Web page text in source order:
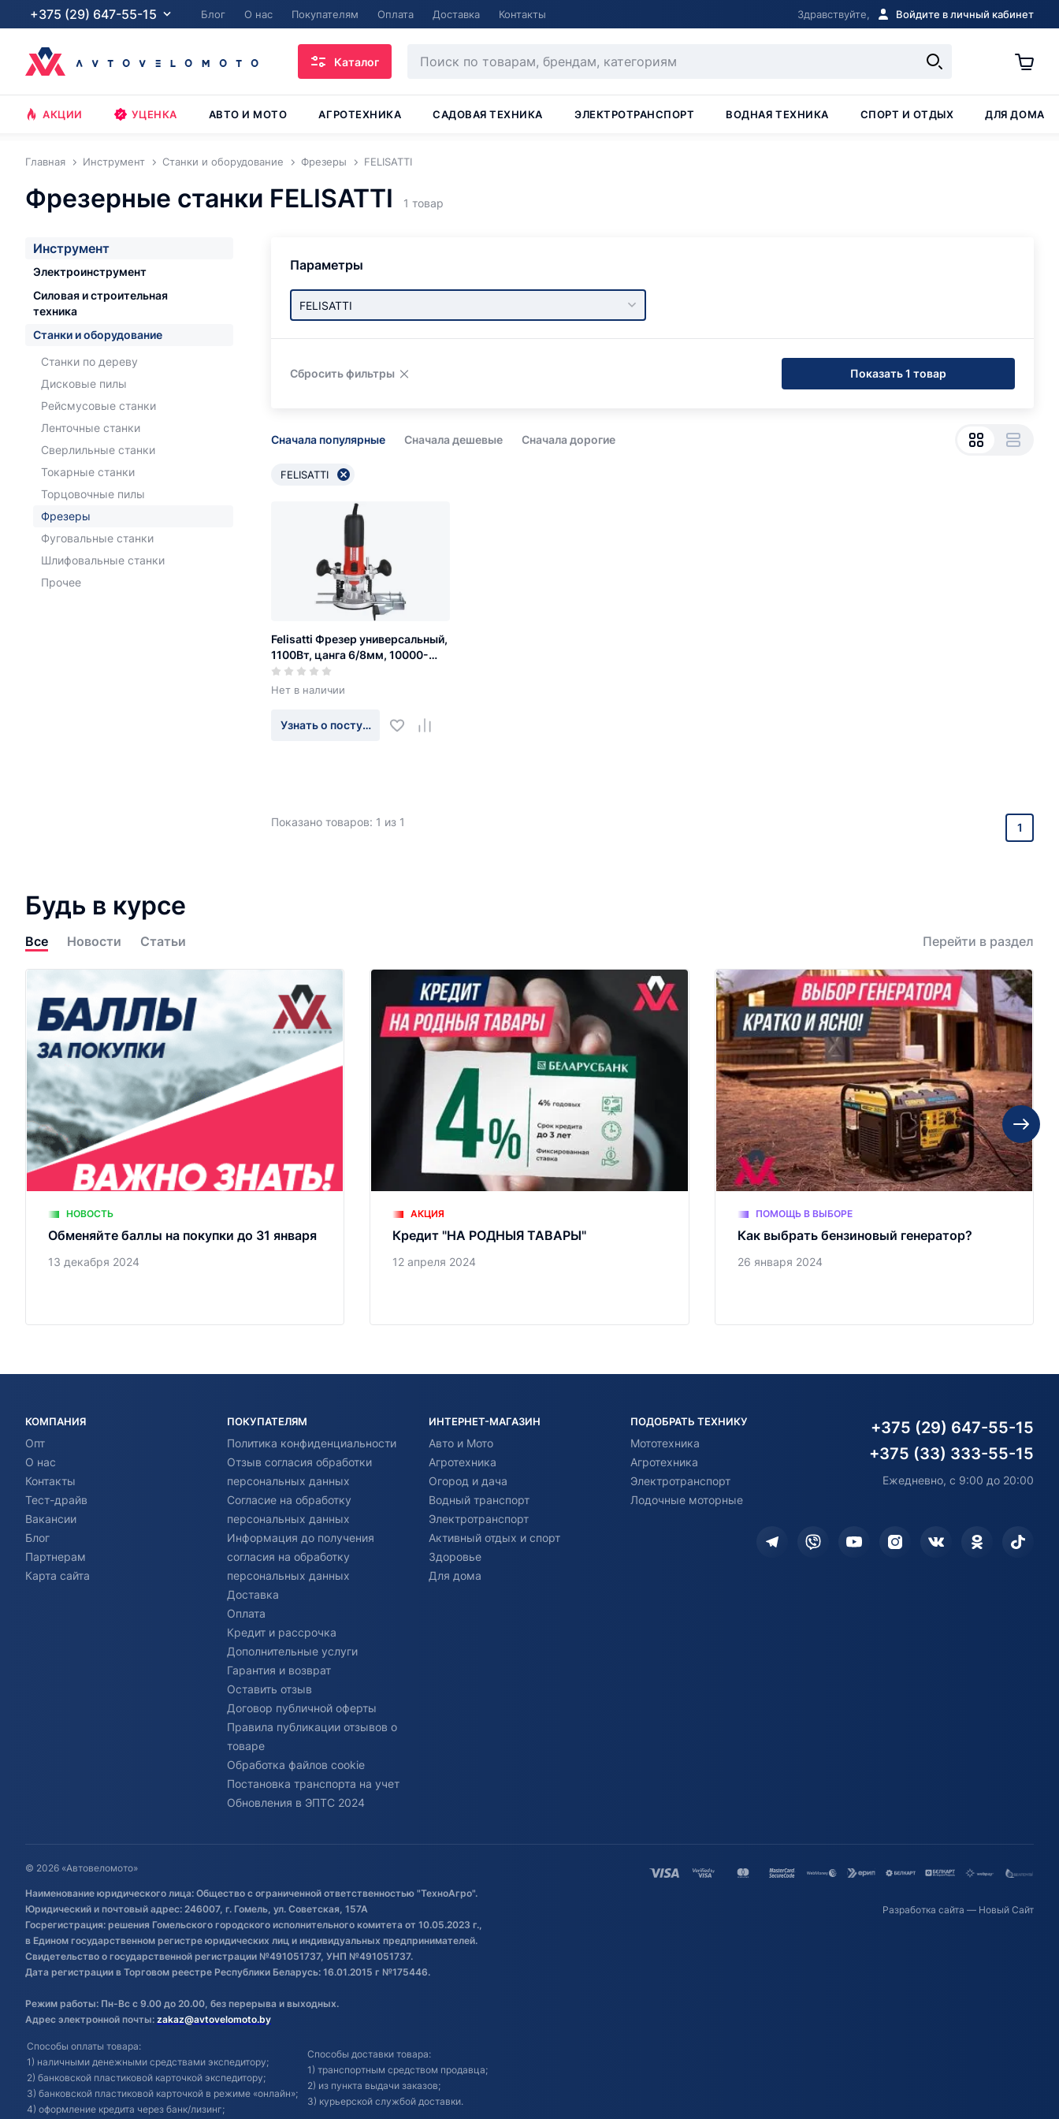
+375 (29) 647-55-15 Блог О нас Покупателям Оплата Доставка Контакты Здравствуйте, Войдите в личный кабинет
Каталог
АКЦИИ УЦЕНКА АВТО И МОТО АГРОТЕХНИКА САДОВАЯ ТЕХНИКА ЭЛЕКТРОТРАНСПОРТ ВОДНАЯ ТЕХНИКА СПОРТ И ОТДЫХ ДЛЯ ДОМА
Главная Инструмент Станки и оборудование Фрезеры FELISATTI
Фрезерные станки FELISATTI 1 товар
Инструмент
Электроинструмент
Силовая и строительная
техника
Станки и оборудование
Станки по дереву
Дисковые пилы
Рейсмусовые станки
Ленточные станки
Сверлильные станки
Токарные станки
Торцовочные пилы
Фрезеры
Фуговальные станки
Шлифовальные станки
Прочее
Параметры
FELISATTI
Сбросить фильтры Показать 1 товар
Сначала популярные Сначала дешевые Сначала дорогие
FELISATTI
Felisatti Фрезер универсальный,
1100Вт, цанга 6/8мм, 10000-
25500об/мин, ход 40мм,
Нет в наличии
Узнать о поступлении
Показано товаров: 1 из 1 1
Будь в курсе
Все Новости Статьи Перейти в раздел
НОВОСТЬ
Обменяйте баллы на покупки до 31 января
13 декабря 2024
АКЦИЯ
Кредит "НА РОДНЫЯ ТАВАРЫ"
12 апреля 2024
ПОМОЩЬ В ВЫБОРЕ
Как выбрать бензиновый генератор?
26 января 2024
КОМПАНИЯ
Опт
О нас
Контакты
Тест-драйв
Вакансии
Блог
Партнерам
Карта сайта
ПОКУПАТЕЛЯМ
Политика конфиденциальности
Отзыв согласия обработки
персональных данных
Согласие на обработку
персональных данных
Информация до получения
согласия на обработку
персональных данных
Доставка
Оплата
Кредит и рассрочка
Дополнительные услуги
Гарантия и возврат
Оставить отзыв
Договор публичной оферты
Правила публикации отзывов о
товаре
Обработка файлов cookie
Постановка транспорта на учет
Обновления в ЭПТС 2024
ИНТЕРНЕТ-МАГАЗИН
Авто и Мото
Агротехника
Огород и дача
Водный транспорт
Электротранспорт
Активный отдых и спорт
Здоровье
Для дома
ПОДОБРАТЬ ТЕХНИКУ
Мототехника
Агротехника
Электротранспорт
Лодочные моторные
+375 (29) 647-55-15
+375 (33) 333-55-15
Ежедневно, с 9:00 до 20:00
© 2026 «Автовеломото»
Наименование юридического лица: Общество с ограниченной ответственностью "ТехноАгро".
Юридический и почтовый адрес: 246007, г. Гомель, ул. Советская, 157А
Госрегистрация: решения Гомельского городского исполнительного комитета от 10.05.2023 г.,
в Едином государственном регистре юридических лиц и индивидуальных предпринимателей.
Свидетельство о государственной регистрации №491051737, УНП №491051737.
Дата регистрации в Торговом реестре Республики Беларусь: 16.01.2015 г №175446.
Режим работы: Пн-Вс с 9.00 до 20.00, без перерыва и выходных.
Адрес электронной почты: zakaz@avtovelomoto.by
Способы оплаты товара:
1) наличными денежными средствами экспедитору;
2) банковской пластиковой карточкой экспедитору;
3) банковской пластиковой карточкой в режиме «онлайн»;
4) оформление кредита через банк/лизинг;
Способы доставки товара:
1) транспортным средством продавца;
2) из пункта выдачи заказов;
3) курьерской службой доставки.
Разработка сайта — Новый Сайт